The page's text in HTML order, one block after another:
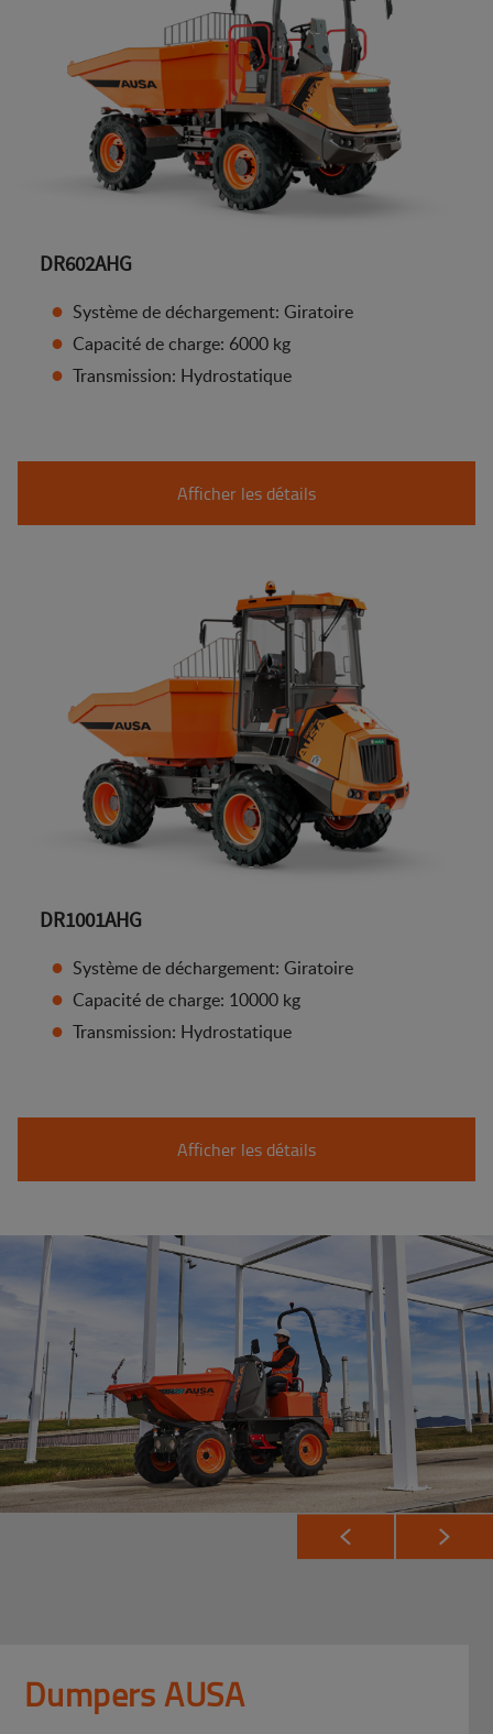
DR602AHG
Système de déchargement: Giratoire
Capacité de charge: 6000 kg
Transmission: Hydrostatique
Afficher les détails
DR1001AHG
Système de déchargement: Giratoire
Capacité de charge: 10000 kg
Transmission: Hydrostatique
Afficher les détails
Dumpers AUSA